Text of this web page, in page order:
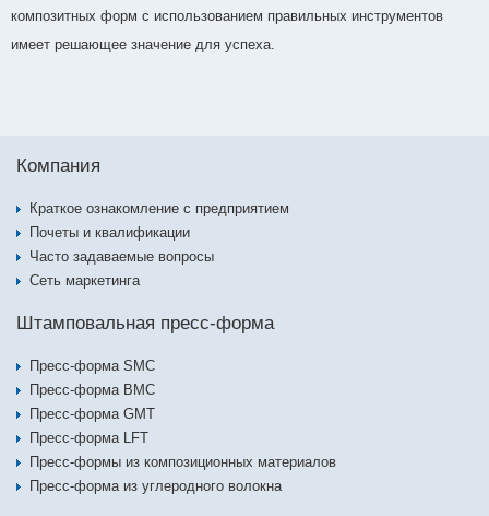
композитных форм с использованием правильных инструментов
имеет решающее значение для успеха.
Компания
Краткое ознакомление с предприятием
Почеты и квалификации
Часто задаваемые вопросы
Сеть маркетинга
Штамповальная пресс-форма
Пресс-форма SMC
Пресс-форма BMC
Пресс-форма GMT
Пресс-форма LFT
Пресс-формы из композиционных материалов
Пресс-форма из углеродного волокна